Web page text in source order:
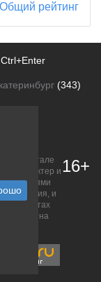
Общий рейтинг
Ctrl+Enter
(343)
на портале
характер и
описания, и
на сайтах
право на
16+